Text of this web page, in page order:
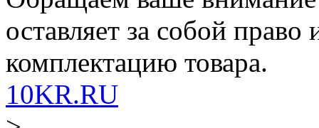
оставляет за собой
комплектацию товара.
10KR.RU